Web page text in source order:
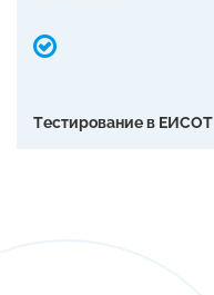
Тестирование в ЕИСОТ